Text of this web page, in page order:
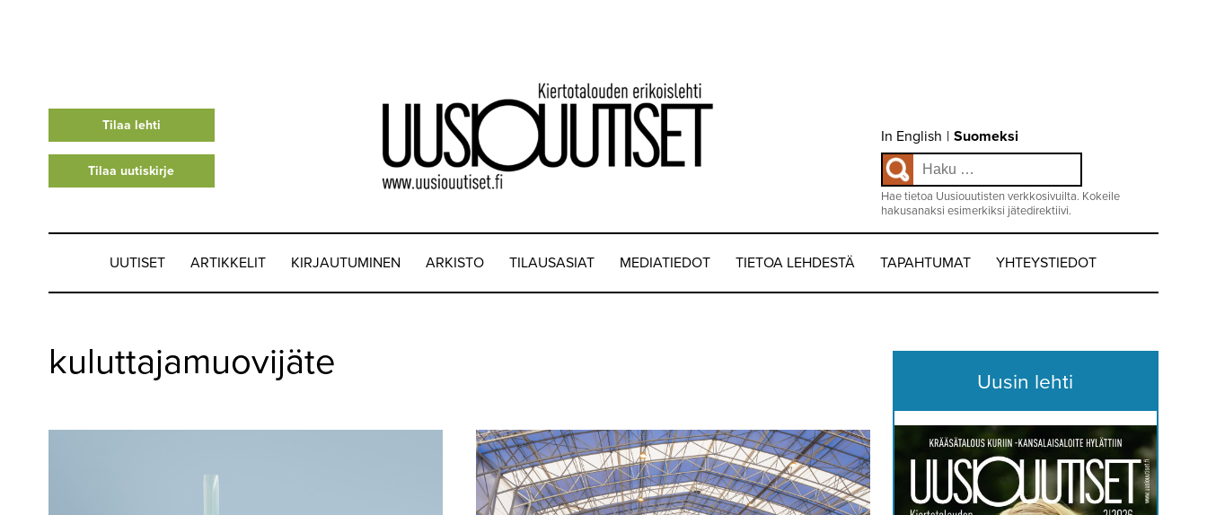
Tilaa lehti
Tilaa uutiskirje
Choose
language
Valitse
kieli:
In English | Suomeksi
Haku:
Hae tietoa Uusiouutisten verkkosivuilta. Kokeile
hakusanaksi esimerkiksi jätedirektiivi.
UUTISET ARTIKKELIT KIRJAUTUMINEN ARKISTO TILAUSASIAT MEDIATIEDOT TIETOA LEHDESTÄ TAPAHTUMAT YHTEYSTIEDOT
ARTIKKELIT
kuluttajamuovijäte Uusin lehti